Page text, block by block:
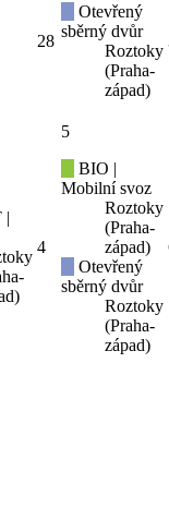
28
Otevřený
sběrný dvůr
Roztoky
(Praha-
západ)
|
4
5
BIO |
Mobilní svoz
Roztoky
(Praha-
západ)
Otevřený
sběrný dvůr
Roztoky
(Praha-
západ)